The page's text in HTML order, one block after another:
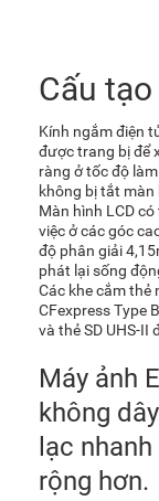
Cấu tạo
Kính ngắm điện
được trang bị để
ràng ở tốc độ
không bị tắt màn
Màn hình LCD
việc ở các góc
độ phân giải
phát lại sống
Các khe cắm thẻ
CFexpress Type
và thẻ SD UHS-II
Máy ảnh
không
lạc
rộng hơn.